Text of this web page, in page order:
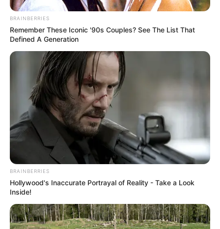
Περισσότερα νέα από την Εύβοια
Εύβοια: Θλίψη για γνωστό επαγγελματία που
έφυγε από την ζωή
ΣΟΚ: Γυναίκα έπεσε από την υψηλή γέφυρα
Χαλκίδας
Εύβοια: Θλίψη για γνωστό επαγγελματία που
έφυγε από την ζωή
Ακολουθήστε το evianews.com στοGoogle
News
ΤΑ ΠΙΟ ΔΗΜΟΦΙΛΗ
BRAINBERRIES
Remember These Iconic '90s Couples? See The List That
Defined A Generation
BRAINBERRIES
Hollywood's Inaccurate Portrayal of Reality - Take a Look
Inside!